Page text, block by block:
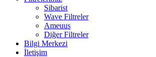
Sibarist
Wave Filtreler
Ameuus
Diğer Filtreler
Bilgi Merkezi
İletişim